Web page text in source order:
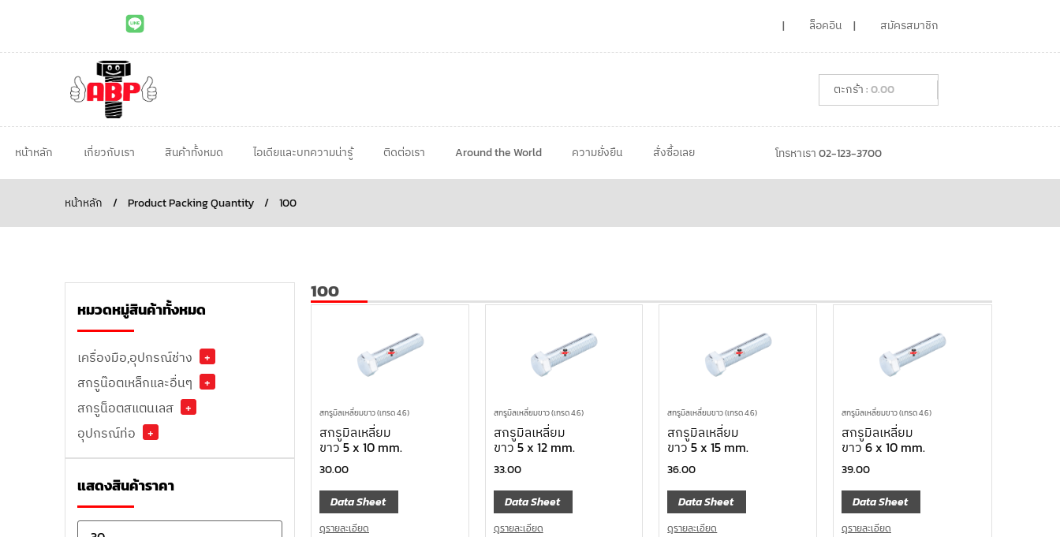
ล็อคอิน สมัครสมาชิก
0.00
หน้าหลัก เกี่ยวกับเรา สินค้าทั้งหมด ไอเดียและบทความน่ารู้ ติดต่อเรา Around the World ความยั่งยืน สั่งซื้อเลย โทรหาเรา 02-123-3700
หน้าหลัก / Product Packing Quantity / 100
หมวดหมู่สินค้าทั้งหมด
เครื่องมือ,อุปกรณ์ช่าง
+
สกรูน๊อตเหล็กและอื่นๆ
+
สกรูน็อตสแตนเลส
+
อุปกรณ์ท่อ
+
แสดงสินค้าราคา
100
สกรูมิลเหลี่ยมขาว (เกรด 4.6)
สกรูมิลเหลี่ยม
ขาว 5 x 10 mm.
30.00
Data Sheet
ดูรายละเอียด
สกรูมิลเหลี่ยมขาว (เกรด 4.6)
สกรูมิลเหลี่ยม
ขาว 5 x 12 mm.
33.00
Data Sheet
ดูรายละเอียด
สกรูมิลเหลี่ยมขาว (เกรด 4.6)
สกรูมิลเหลี่ยม
ขาว 5 x 15 mm.
36.00
Data Sheet
ดูรายละเอียด
สกรูมิลเหลี่ยมขาว (เกรด 4.6)
สกรูมิลเหลี่ยม
ขาว 6 x 10 mm.
39.00
Data Sheet
ดูรายละเอียด